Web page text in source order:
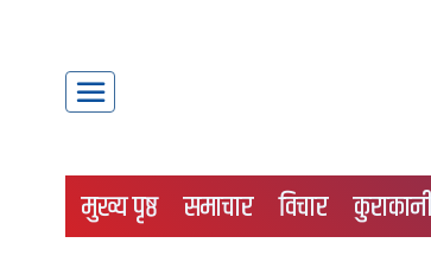
मुख्य पृष्ठ समाचार विचार